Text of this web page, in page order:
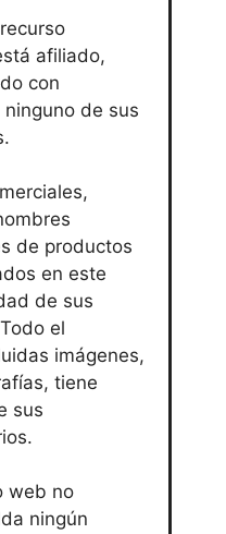
afiliado,
con
de sus
de productos
en este
de sus
el
imágenes,
tiene
sus
web no
ningún